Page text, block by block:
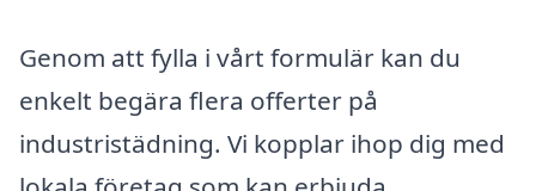
Genom att fylla i vårt formulär kan du
enkelt begära flera offerter på
industristädning. Vi kopplar ihop dig med